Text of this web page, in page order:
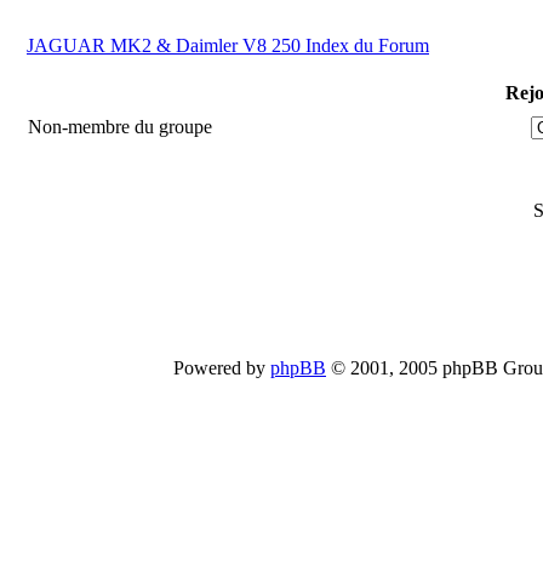
JAGUAR MK2 & Daimler V8 250 Index du Forum
Non-membre du groupe
Powered by phpBB © 2001, 2005 phpBB